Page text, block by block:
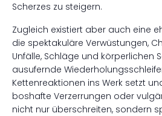
Scherzes zu steigern.
Zugleich existiert aber auch eine
die spektakuläre Verwüstungen,
Unfälle, Schläge und körperlichen
ausufernde
Kettenreaktionen ins Werk setzt
boshafte Verzerrungen oder
nicht nur überschreiten, sondern